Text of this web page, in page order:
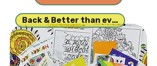
Back & Better than ever!